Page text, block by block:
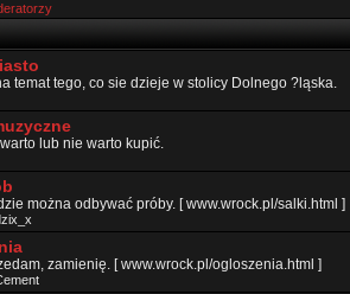
temat tego, co sie dzieje w stolicy Dolnego ?ląska.
lub nie warto kupić.
można odbywać próby. [ www.wrock.pl/salki.html ]
zamienię. [ www.wrock.pl/ogloszenia.html ]